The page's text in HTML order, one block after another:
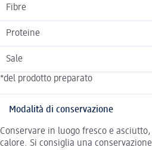
Fibre
Proteine
Sale
*del prodotto preparato
Modalità di conservazione
Conservare in luogo fresco e
calore. Si consiglia una